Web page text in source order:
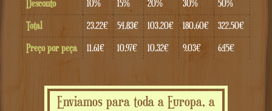
Desconto
10% 15% 20% 30%
50%
Total
23.22€ 54.83€ 103.20€ 180.60€
322.50€
Preço por peça
11.61€ 10.97€ 10.32€ 9.03€ 6.45€
Enviamos para toda a Europa, a